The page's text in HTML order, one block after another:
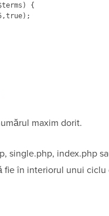
{
maxim dorit.
single.php, index.php
în interiorul unui